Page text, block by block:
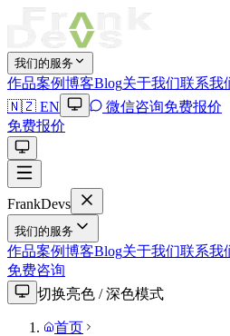
我们的服务
作品案例博客Blog关于我们联系我
🇳🇿 EN
微信咨询免费报价
免费报价
FrankDevs
我们的服务
作品案例博客Blog关于我们联系我
免费咨询
切换亮色 / 深色模式
首页